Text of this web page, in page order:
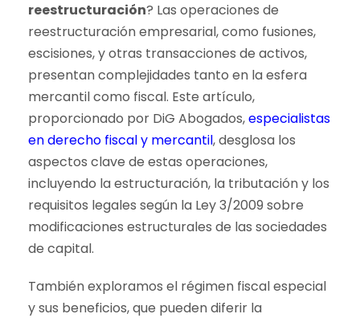
reestructuración? Las operaciones de
reestructuración empresarial, como fusiones,
escisiones, y otras transacciones de activos,
presentan complejidades tanto en la esfera
mercantil como fiscal. Este artículo,
proporcionado por DiG Abogados,especialistas
en derecho fiscal y mercantil, desglosa los
aspectos clave de estas operaciones,
incluyendo la estructuración, la tributación y los
requisitos legales según la Ley 3/2009 sobre
modificaciones estructurales de las sociedades
de capital.
También exploramos el régimen fiscal especial
y sus beneficios, que pueden diferir la